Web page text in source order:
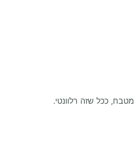
מטבח, ככל שזה רלוונטי.